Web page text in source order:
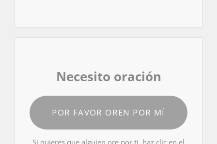
Necesito oración
POR FAVOR OREN POR MÍ